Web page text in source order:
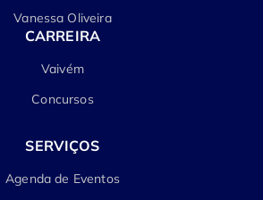
Vanessa Oliveira
CARREIRA
Vaivém
Concursos
SERVIÇOS
Agenda de Eventos